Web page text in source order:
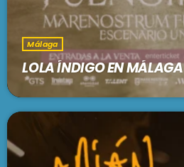
Málaga
LOLA ÍNDIGO EN MÁLAGA